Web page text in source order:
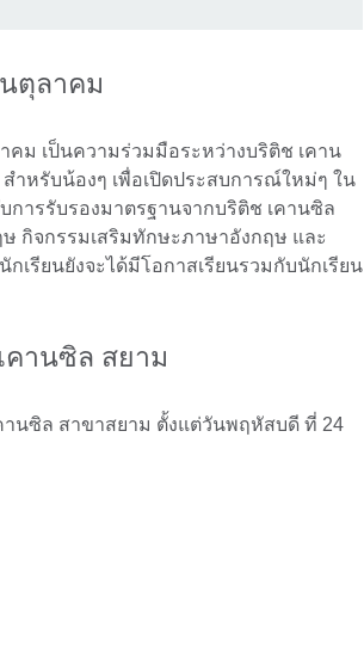
ตุลาคม
คม เป็นความร่วมมือระหว่างบริติช เคาน
หรับน้องๆ เพื่อเปิดประสบการณ์ใหม่ๆ ใน
การรับรองมาตรฐานจากบริติช เคานซิล
กิจกรรมเสริมทักษะภาษาอังกฤษ และ
รียนยังจะได้มีโอกาสเรียนรวมกับนักเรียน
คานซิล สยาม
นซิล สาขาสยาม ตั้งแต่วันพฤหัสบดี ที่ 24